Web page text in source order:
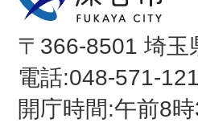
〒366-8501 埼玉
電話:048-571-
開庁時間:午前8